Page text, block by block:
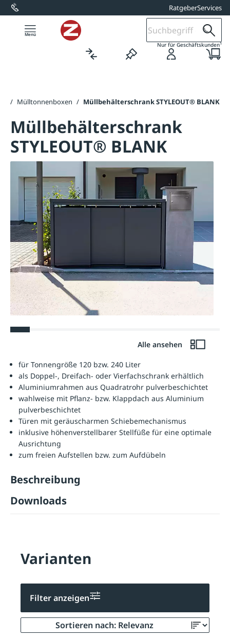
springen RatgeberServices
Nur für Geschäftskunden1
/ Mülltonnenboxen / Müllbehälterschrank STYLEOUT® BLANK
Müllbehälterschrank
STYLEOUT® BLANK
Alle ansehen
für Tonnengröße 120 bzw. 240 Liter
als Doppel-, Dreifach- oder Vierfachschrank erhältlich
Aluminiumrahmen aus Quadratrohr pulverbeschichtet
wahlweise mit Pflanz- bzw. Klappdach aus Aluminium
pulverbeschichtet
Türen mit geräuscharmen Schiebemechanismus
inklusive höhenverstellbarer Stellfüße für eine optimale
Ausrichtung
zum freien Aufstellen bzw. zum Aufdübeln
Beschreibung
Downloads
Varianten
Filter anzeigen